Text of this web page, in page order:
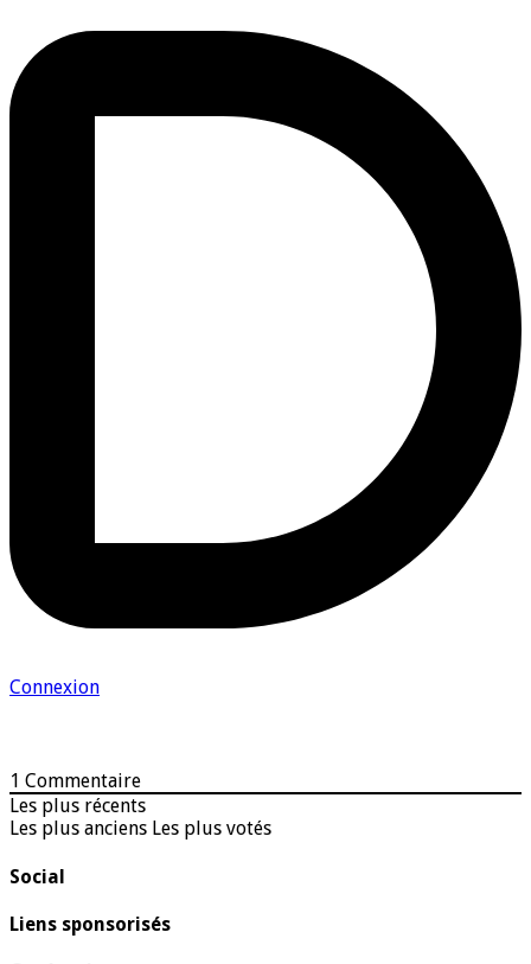
Connexion
1 Commentaire
Les plus récents
Les plus anciens Les plus votés
Social
Liens sponsorisés